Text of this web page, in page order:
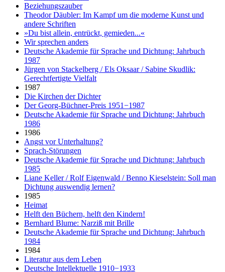
Beziehungszauber
Theodor Däubler: Im Kampf um die moderne Kunst und
andere Schriften
»Du bist allein, entrückt, gemieden...«
Wir sprechen anders
Deutsche Akademie für Sprache und Dichtung: Jahrbuch
1987
Jürgen von Stackelberg / Els Oksaar / Sabine Skudlik:
Gerechtfertigte Vielfalt
1987
Die Kirchen der Dichter
Der Georg-Büchner-Preis 1951−1987
Deutsche Akademie für Sprache und Dichtung: Jahrbuch
1986
1986
Angst vor Unterhaltung?
Sprach-Störungen
Deutsche Akademie für Sprache und Dichtung: Jahrbuch
1985
Liane Keller / Rolf Eigenwald / Benno Kieselstein: Soll man
Dichtung auswendig lernen?
1985
Heimat
Helft den Büchern, helft den Kindern!
Bernhard Blume: Narziß mit Brille
Deutsche Akademie für Sprache und Dichtung: Jahrbuch
1984
1984
Literatur aus dem Leben
Deutsche Intellektuelle 1910−1933